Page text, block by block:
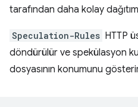
tarafından daha kolay
Speculation-Rules HTTP
döndürülür ve spekülasyon
dosyasının konumunu